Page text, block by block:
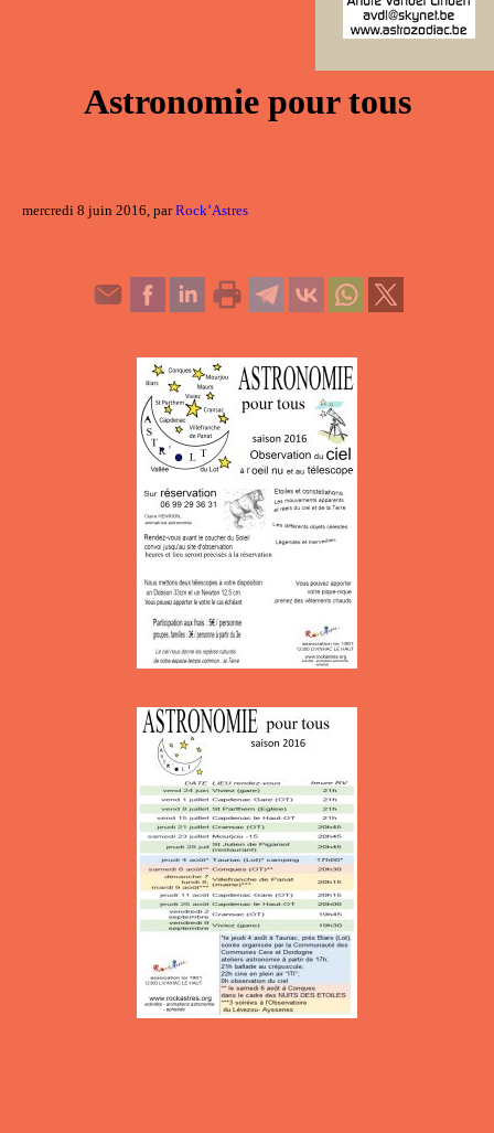
Astronomie pour tous
mercredi 8 juin 2016, parRock’Astres